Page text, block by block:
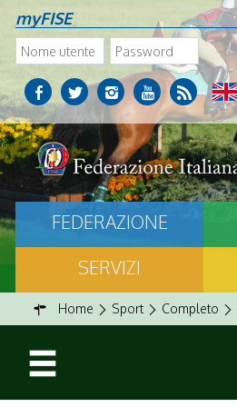
myFISE
FEDERAZIONE
SERVIZI
Home Sport Completo